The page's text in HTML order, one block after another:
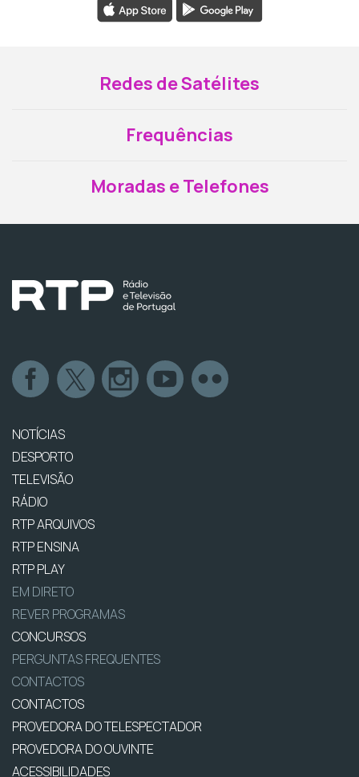
Redes de Satélites
Frequências
Moradas e Telefones
NOTÍCIAS
DESPORTO
TELEVISÃO
RÁDIO
RTP ARQUIVOS
RTP ENSINA
RTP PLAY
EM DIRETO
REVER PROGRAMAS
CONCURSOS
PERGUNTAS FREQUENTES
CONTACTOS
CONTACTOS
PROVEDORA DO TELESPECTADOR
PROVEDORA DO OUVINTE
ACESSIBILIDADES